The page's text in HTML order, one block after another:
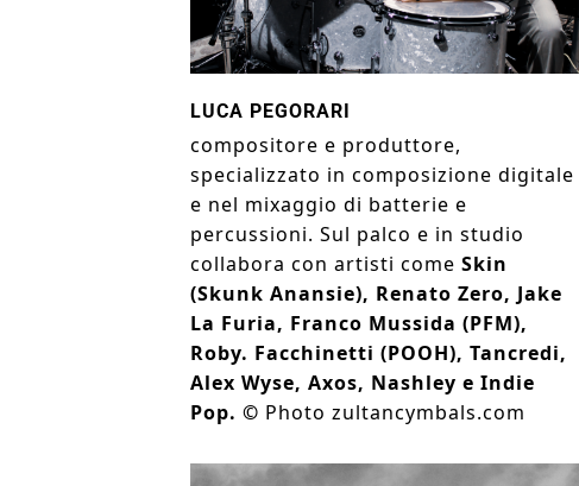
LUCA PEGORARI
compositore e produttore,
specializzato in composizione digitale
e nel mixaggio di batterie e
percussioni. Sul palco e in studio
collabora con artisti come Skin
(Skunk Anansie), Renato Zero, Jake
La Furia, Franco Mussida (PFM),
Roby. Facchinetti (POOH), Tancredi,
Alex Wyse, Axos, Nashley e Indie
Pop. © Photo zultancymbals.com